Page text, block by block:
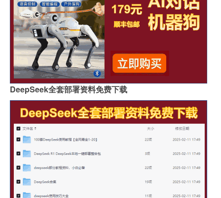
DeepSeek全套部署资料免费下载